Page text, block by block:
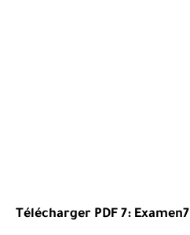
Télécharger PDF 7: Examen7